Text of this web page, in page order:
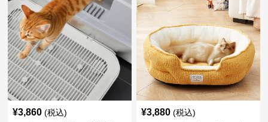
¥3,860 (税込) ¥3,880 (税込)